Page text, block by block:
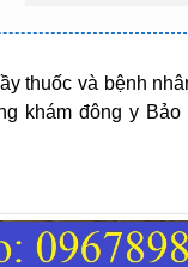
thuốc và bệnh
khám đông y